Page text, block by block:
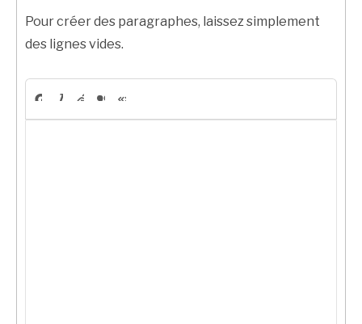
Pour créer des paragraphes, laissez simplement
des lignes vides.